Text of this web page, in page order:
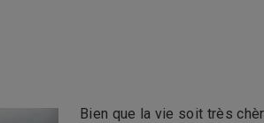
Bien que la vie soit très